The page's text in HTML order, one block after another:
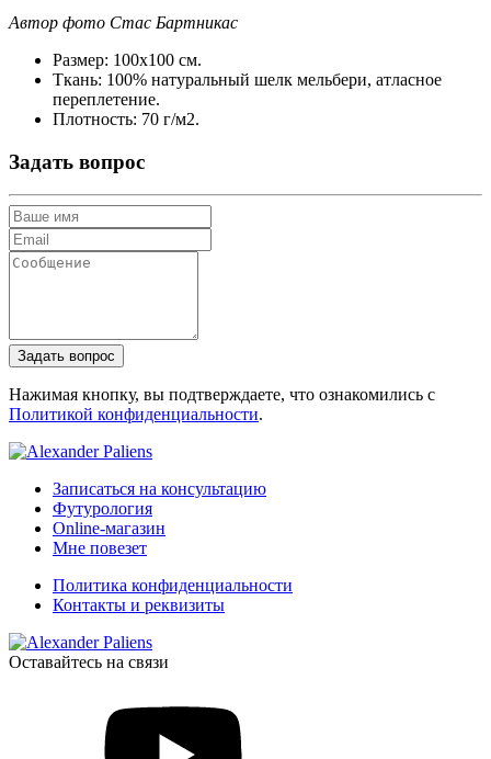
Автор фото Стас Бартникас
Размер: 100х100 см.
Ткань: 100% натуральный шелк мельбери, атласное
переплетение.
Плотность: 70 г/м2.
Задать вопрос
Нажимая кнопку, вы подтверждаете, что ознакомились с
Политикой конфиденциальности.
Записаться на консультацию
Футурология
Online-магазин
Мне повезет
Политика конфиденциальности
Контакты и реквизиты
Оставайтесь на связи